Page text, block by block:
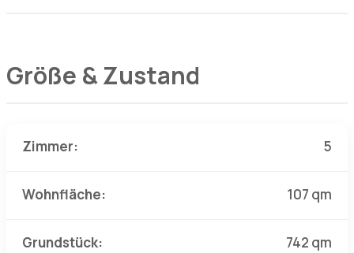
Größe & Zustand
Zimmer: 5
Wohnfläche: 107 qm
Grundstück: 742 qm